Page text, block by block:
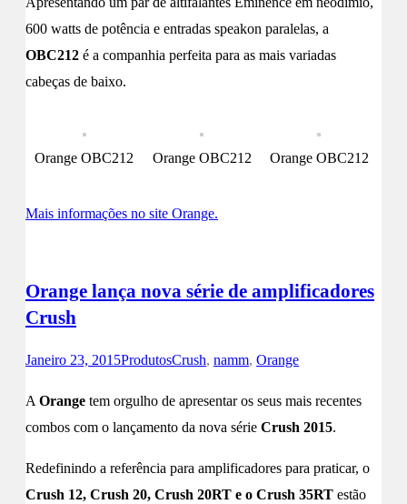
600 watts de potência e entradas speakon paralelas, a
OBC212 é a companhia perfeita para as mais variadas
cabeças de baixo.
Orange OBC212 Orange OBC212 Orange OBC212
Mais informações no site Orange.
Orange lança nova série de amplificadores
Crush
Janeiro 23, 2015ProdutosCrush, namm, Orange
A Orange tem orgulho de apresentar os seus mais recentes
combos com o lançamento da nova série Crush 2015.
Redefinindo a referência para amplificadores para praticar, o
Crush 12, Crush 20, Crush 20RT e o Crush 35RT estão